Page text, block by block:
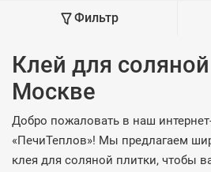
Фильтр
Клей для
Москве
Добро пожаловать в наш
«ПечиТеплов»! Мы предлагаем
клея для соляной плитки, чтобы